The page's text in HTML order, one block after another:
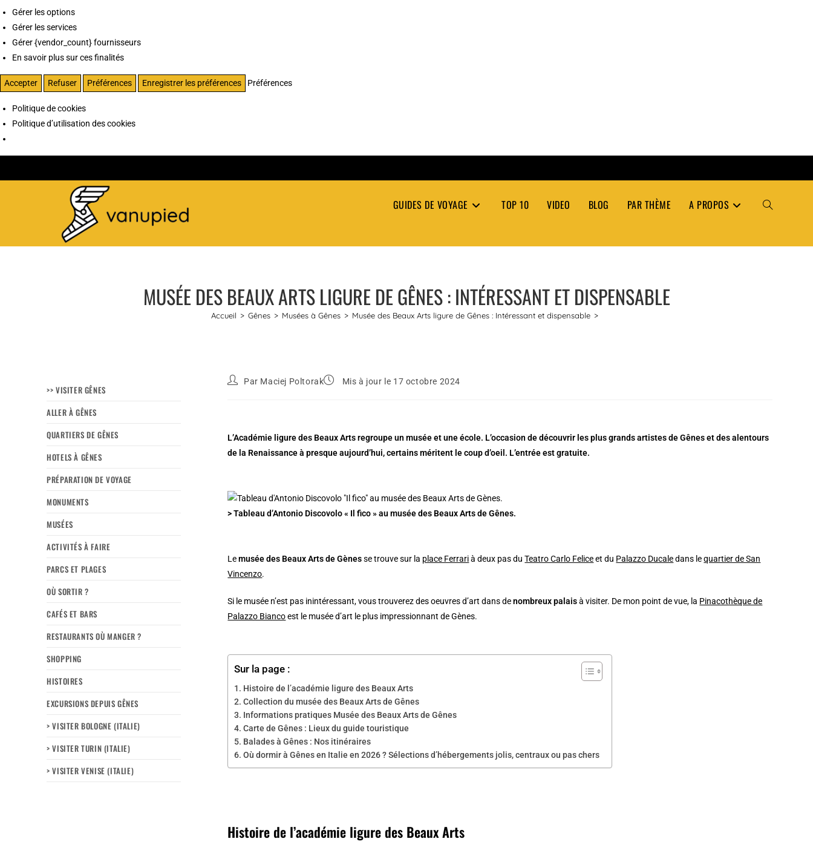
Gérer les options
Gérer les services
Gérer {vendor_count} fournisseurs
En savoir plus sur ces finalités
Accepter Refuser Préférences Enregistrer les préférences Préférences
Politique de cookies
Politique d’utilisation des cookies
GUIDES DE VOYAGE TOP 10 VIDEO BLOG PAR THÈME A PROPOS TOGGLE
MUSÉE DES BEAUX ARTS LIGURE DE GÊNES : INTÉRESSANT ET DISPENSABLE
Accueil > Gênes > Musées à Gênes > Musée des Beaux Arts ligure de Gênes : Intéressant et dispensable >
>> VISITER GÊNES
ALLER À GÊNES
QUARTIERS DE GÊNES
HOTELS À GÊNES
PRÉPARATION DE VOYAGE
MONUMENTS
MUSÉES
ACTIVITÉS À FAIRE
PARCS ET PLAGES
OÙ SORTIR ?
CAFÉS ET BARS
RESTAURANTS OÙ MANGER ?
SHOPPING
HISTOIRES
EXCURSIONS DEPUIS GÊNES
> VISITER BOLOGNE (ITALIE)
> VISITER TURIN (ITALIE)
> VISITER VENISE (ITALIE)
Par Maciej Poltorak Mis à jour le 17 octobre 2024
L’Académie ligure des Beaux Arts regroupe un musée et une école. L’occasion de découvrir les plus grands artistes de Gênes et des alentours
de la Renaissance à presque aujourd’hui, certains méritent le coup d’oeil. L’entrée est gratuite.
> Tableau d’Antonio Discovolo « Il fico » au musée des Beaux Arts de Gênes.
Lemusée des Beaux Arts de Gènesse trouve sur la place Ferrarià deux pas duTeatro Carlo Feliceet du Palazzo Ducaledans lequartier de San
Vincenzo.
Si le musée n’est pas inintéressant, vous trouverez des oeuvres d’art dans denombreux palaisà visiter. De mon point de vue, la Pinacothèque de
Palazzo Biancoest le musée d’art le plus impressionnant de Gènes.
Sur la page :
Histoire de l’académie ligure des Beaux Arts
Collection du musée des Beaux Arts de Gênes
Informations pratiques Musée des Beaux Arts de Gênes
Carte de Gênes : Lieux du guide touristique
Balades à Gênes : Nos itinéraires
Où dormir à Gênes en Italie en 2026 ? Sélections d’hébergements jolis, centraux ou pas chers
Histoire de l’académie ligure des Beaux Arts